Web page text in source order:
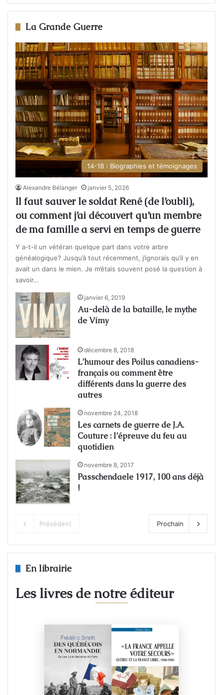
La Grande Guerre
14-18 : Biographies et témoignages
Alexandre Bélanger janvier 5, 2026
Il faut sauver le soldat René (de l’oubli),
ou comment j’ai découvert qu’un membre
de ma famille a servi en temps de guerre
Y a-t-il un vétéran quelque part dans votre arbre
généalogique? Jusqu’à tout récemment, j’ignorais qu’il y en
avait un dans le mien. Je m’étais souvent posé la question à
savoir…
janvier 6, 2019
Au-delà de la bataille, le mythe
de Vimy
décembre 8, 2018
L’humour des Poilus canadiens-
français ou comment être
différents dans la guerre des
autres
novembre 24, 2018
Les carnets de guerre de J.A.
Couture : l’épreuve du feu au
quotidien
novembre 8, 2017
Passchendaele 1917, 100 ans déjà
!
Précédent Prochain
En librairie
Les livres de notre éditeur